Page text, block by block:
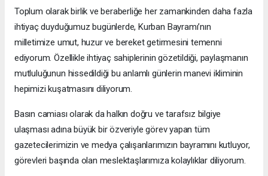
Toplum olarak birlik ve beraberliğe her zamankinden daha fazla
ihtiyaç duyduğumuz bugünlerde, Kurban Bayramı’nın
milletimize umut, huzur ve bereket getirmesini temenni
ediyorum. Özellikle ihtiyaç sahiplerinin gözetildiği, paylaşmanın
mutluluğunun hissedildiği bu anlamlı günlerin manevi ikliminin
hepimizi kuşatmasını diliyorum.
Basın camiası olarak da halkın doğru ve tarafsız bilgiye
ulaşması adına büyük bir özveriyle görev yapan tüm
gazetecilerimizin ve medya çalışanlarımızın bayramını kutluyor,
görevleri başında olan meslektaşlarımıza kolaylıklar diliyorum.